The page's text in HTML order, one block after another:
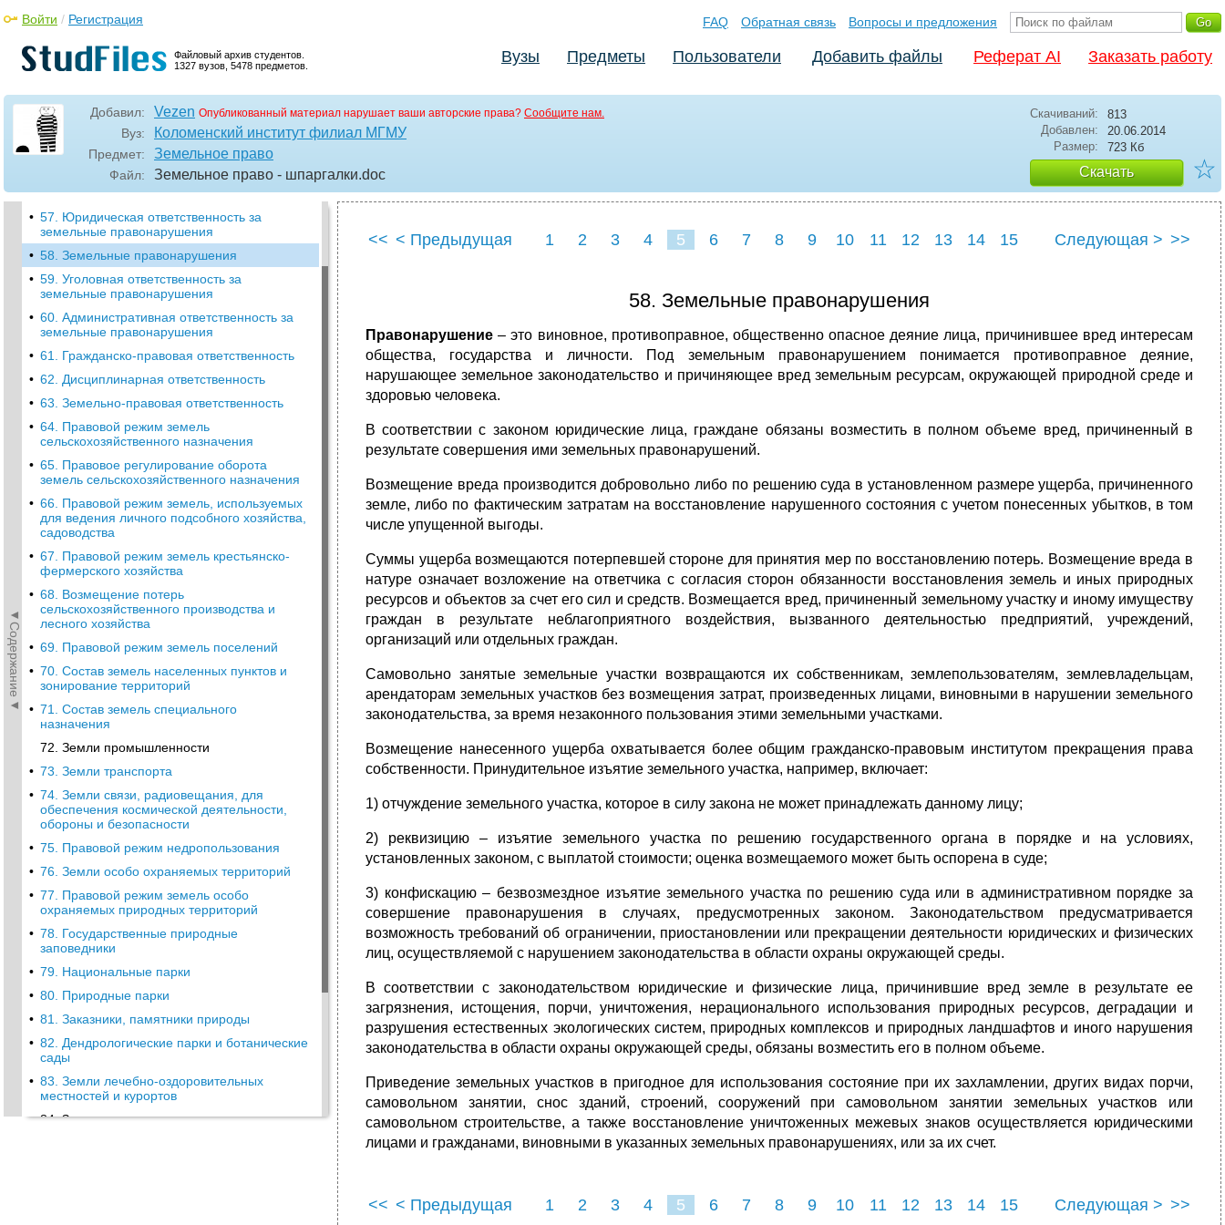
Файловый архив студентов.
1327 вузов, 5478 предметов.
Войти / Регистрация FAQ Обратная связь Вопросы и предложения
Вузы Предметы Пользователи Добавить файлы Реферат AI Заказать работу
Добавил: Vezen Опубликованный материал нарушает ваши авторские права? Сообщите нам.
Вуз: Коломенский институт филиал МГМУ
Предмет: Земельное право
Файл: Земельное право - шпаргалки.doc
Скачиваний:
813
Добавлен:
20.06.2014
Размер:
723 Кб
Скачать ☆
◄Содержание◄
1. Понятие земельного права
• 55. Категории земель
56. Целевое назначение и разрешенное
использование земельных участков
• 57. Юридическая ответственность за
земельные правонарушения
• 58. Земельные правонарушения
• 59. Уголовная ответственность за
земельные правонарушения
• 60. Административная ответственность за
земельные правонарушения
• 61. Гражданско-правовая ответственность
• 62. Дисциплинарная ответственность
• 63. Земельно-правовая ответственность
• 64. Правовой режим земель
сельскохозяйственного назначения
• 65. Правовое регулирование оборота
земель сельскохозяйственного назначения
• 66. Правовой режим земель, используемых
для ведения личного подсобного хозяйства,
садоводства
• 67. Правовой режим земель крестьянско-
фермерского хозяйства
• 68. Возмещение потерь
сельскохозяйственного производства и
лесного хозяйства
• 69. Правовой режим земель поселений
• 70. Состав земель населенных пунктов и
зонирование территорий
• 71. Состав земель специального
назначения
72. Земли промышленности
• 73. Земли транспорта
• 74. Земли связи, радиовещания, для
обеспечения космической деятельности,
обороны и безопасности
• 75. Правовой режим недропользования
• 76. Земли особо охраняемых территорий
• 77. Правовой режим земель особо
охраняемых природных территорий
• 78. Государственные природные
заповедники
• 79. Национальные парки
• 80. Природные парки
• 81. Заказники, памятники природы
• 82. Дендрологические парки и ботанические
сады
• 83. Земли лечебно-оздоровительных
местностей и курортов
84. Земли природоохранного назначения
<< < Предыдущая 1 2 3 4 5 6 7 8 9 10 11 12 13 14
15
Следующая > >>
58. Земельные правонарушения
Правонарушение – это виновное, противоправное, общественно опасное деяние лица, причинившее вред интересам
общества, государства и личности. Под земельным правонарушением понимается противоправное деяние,
нарушающее земельное законодательство и причиняющее вред земельным ресурсам, окружающей природной среде и
здоровью человека.
В соответствии с законом юридические лица, граждане обязаны возместить в полном объеме вред, причиненный в
результате совершения ими земельных правонарушений.
Возмещение вреда производится добровольно либо по решению суда в установленном размере ущерба, причиненного
земле, либо по фактическим затратам на восстановление нарушенного состояния с учетом понесенных убытков, в том
числе упущенной выгоды.
Суммы ущерба возмещаются потерпевшей стороне для принятия мер по восстановлению потерь. Возмещение вреда в
натуре означает возложение на ответчика с согласия сторон обязанности восстановления земель и иных природных
ресурсов и объектов за счет его сил и средств. Возмещается вред, причиненный земельному участку и иному имуществу
граждан в результате неблагоприятного воздействия, вызванного деятельностью предприятий, учреждений,
организаций или отдельных граждан.
Самовольно занятые земельные участки возвращаются их собственникам, землепользователям, землевладельцам,
арендаторам земельных участков без возмещения затрат, произведенных лицами, виновными в нарушении земельного
законодательства, за время незаконного пользования этими земельными участками.
Возмещение нанесенного ущерба охватывается более общим гражданско-правовым институтом прекращения права
собственности. Принудительное изъятие земельного участка, например, включает:
1) отчуждение земельного участка, которое в силу закона не может принадлежать данному лицу;
2) реквизицию – изъятие земельного участка по решению государственного органа в порядке и на условиях,
установленных законом, с выплатой стоимости; оценка возмещаемого может быть оспорена в суде;
3) конфискацию – безвозмездное изъятие земельного участка по решению суда или в административном порядке за
совершение правонарушения в случаях, предусмотренных законом. Законодательством предусматривается
возможность требований об ограничении, приостановлении или прекращении деятельности юридических и физических
лиц, осуществляемой с нарушением законодательства в области охраны окружающей среды.
В соответствии с законодательством юридические и физические лица, причинившие вред земле в результате ее
загрязнения, истощения, порчи, уничтожения, нерационального использования природных ресурсов, деградации и
разрушения естественных экологических систем, природных комплексов и природных ландшафтов и иного нарушения
законодательства в области охраны окружающей среды, обязаны возместить его в полном объеме.
Приведение земельных участков в пригодное для использования состояние при их захламлении, других видах порчи,
самовольном занятии, снос зданий, строений, сооружений при самовольном занятии земельных участков или
самовольном строительстве, а также восстановление уничтоженных межевых знаков осуществляется юридическими
лицами и гражданами, виновными в указанных земельных правонарушениях, или за их счет.
<< < Предыдущая 1 2 3 4 5 6 7 8 9 10 11 12 13 14
15
Следующая > >>